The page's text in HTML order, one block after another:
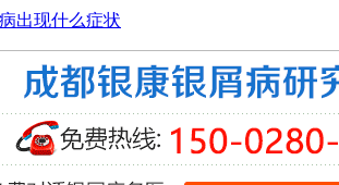
出现什么症状